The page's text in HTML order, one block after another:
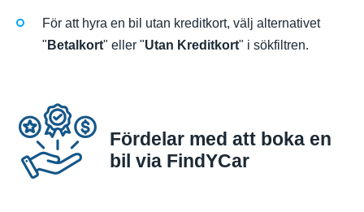
För att hyra en bil utan kreditkort, välj alternativet
" Betalkort" eller "Utan Kreditkort" i sökfiltren.
Fördelar med att boka en
bil via FindYCar